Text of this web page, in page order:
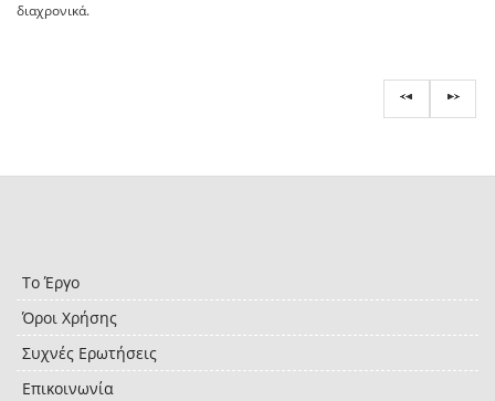
διαχρονικά.
Το Έργο
Όροι Χρήσης
Συχνές Ερωτήσεις
Επικοινωνία